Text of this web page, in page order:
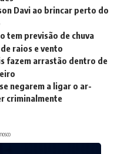
Davi ao brincar perto do
tem previsão de chuva
raios e vento
fazem arrastão dentro de
negarem a ligar o ar-
criminalmente